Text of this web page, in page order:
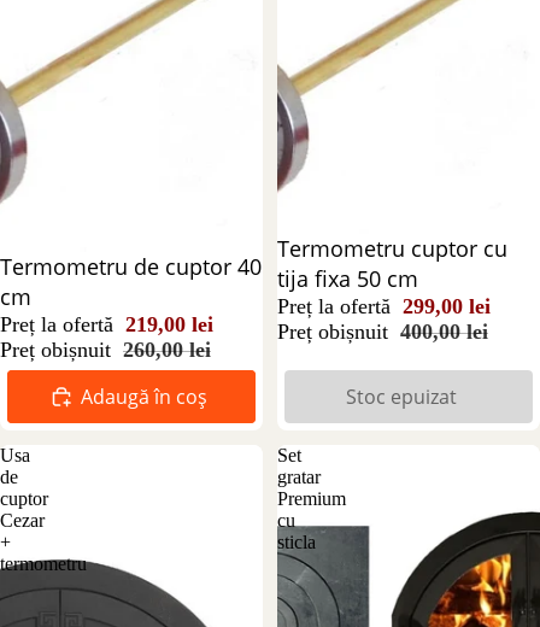
Reducere 16%
Termometru de cuptor 40
cm
Preț la ofertă 219,00 lei
Preț obișnuit 260,00 lei
Adaugă în coș
Stoc epuizat
Termometru cuptor cu
tija fixa 50 cm
Preț la ofertă 299,00 lei
Preț obișnuit 400,00 lei
Stoc epuizat
Usa
de
cuptor
Cezar
+
termometru
Set
gratar
Premium
cu
sticla